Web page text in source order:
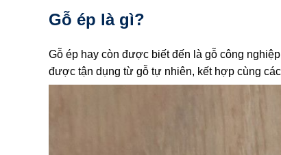
Gỗ ép là gì?
Gỗ ép hay còn được biết đến là gỗ công
được tận dụng từ gỗ tự nhiên, kết hợp cùng